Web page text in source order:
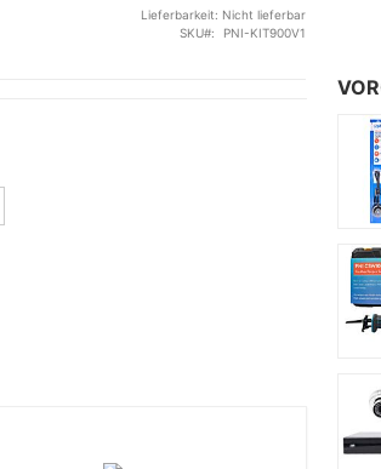
Lieferbarkeit: Nicht lieferbar
SKU
PNI-KIT900V1